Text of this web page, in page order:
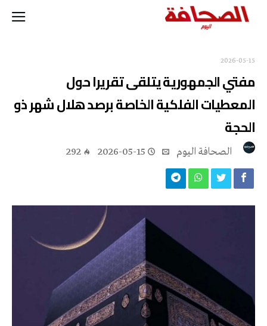
2026-05-15
مفتي الجمهورية يتلقى تقريرا حول
المعطيات الفلكية الخاصة برصد هلال شهر ذو
الحجة
2026-05-15
292